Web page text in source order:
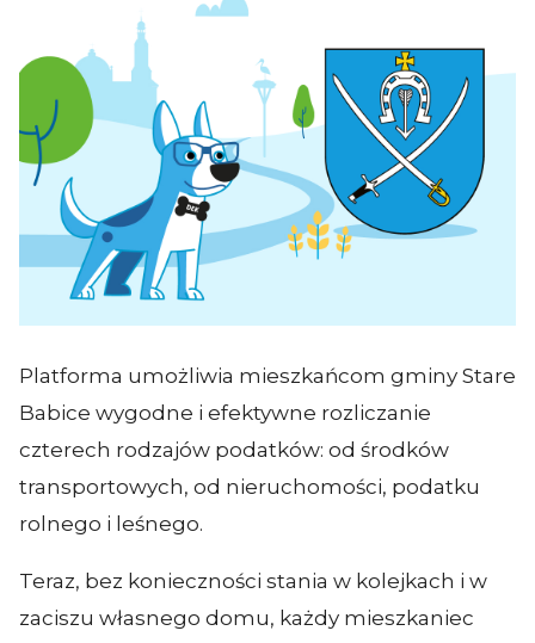
Platforma umożliwia mieszkańcom gminy Stare
Babice wygodne i efektywne rozliczanie
czterech rodzajów podatków: od środków
transportowych, od nieruchomości, podatku
rolnego i leśnego.
Teraz, bez konieczności stania w kolejkach i w
zaciszu własnego domu, każdy mieszkaniec